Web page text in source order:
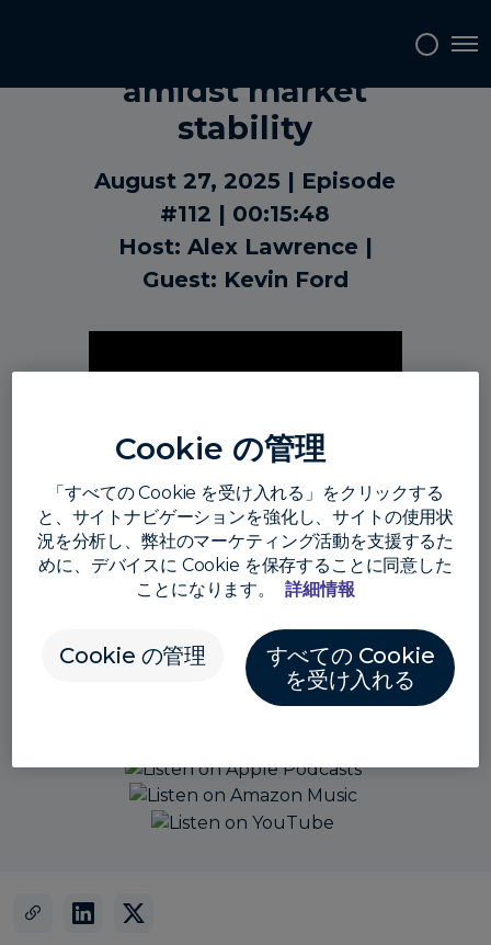
amidst market
stability
August 27, 2025
Episode
#112
00:15:48
Host: Alex Lawrence
Guest: Kevin Ford
Cookie の管理
「すべての Cookie を受け入れる」をクリックする
と、サイトナビゲーションを強化し、サイトの使用状
況を分析し、弊社のマーケティング活動を支援するた
めに、デバイスに Cookie を保存することに同意した
ことになります。
詳細情報
Cookie の管理
すべての Cookie
を受け入れる